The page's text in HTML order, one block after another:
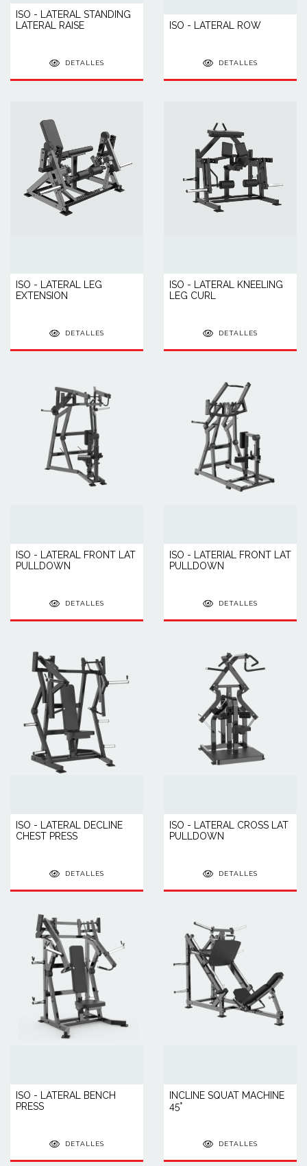
ISO - LATERAL STANDING
LATERAL RAISE
DETALLES
ISO - LATERAL ROW
DETALLES
ISO - LATERAL LEG
EXTENSION
DETALLES
ISO - LATERAL KNEELING
LEG CURL
DETALLES
ISO - LATERAL FRONT LAT
PULLDOWN
DETALLES
ISO - LATERIAL FRONT LAT
PULLDOWN
DETALLES
ISO - LATERAL DECLINE
CHEST PRESS
DETALLES
ISO - LATERAL CROSS LAT
PULLDOWN
DETALLES
ISO - LATERAL BENCH
PRESS
DETALLES
INCLINE SQUAT MACHINE
45°
DETALLES